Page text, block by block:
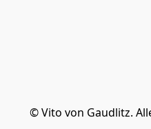
© Vito von Gaudlitz.